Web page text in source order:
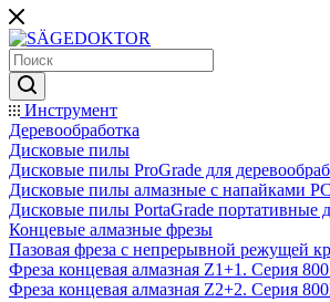
Инструмент
Деревообработка
Дисковые пилы
Дисковые пилы ProGrade для
Дисковые пилы алмазные с напайками
Дисковые пилы PortaGrade портативные
Концевые алмазные фрезы
Пазовая фреза с непрерывной режущей
Фреза концевая алмазная Z1+1. Серия
Фреза концевая алмазная Z2+2. Серия